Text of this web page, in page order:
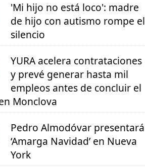
'Mi hijo no está loco': madre
de hijo con autismo rompe el
silencio
YURA acelera contrataciones
y prevé generar hasta mil
empleos antes de concluir el
Monclova
Pedro Almodóvar presentará
‘Amarga Navidad’ en Nueva
York